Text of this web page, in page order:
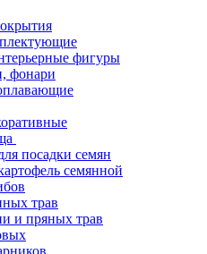
фигуры
фонари
посадки семян
семянной
трав
и пряных трав